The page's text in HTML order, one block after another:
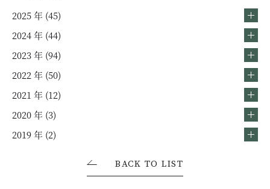
2025 年 (45)
2024 年 (44)
2023 年 (94)
2022 年 (50)
2021 年 (12)
2020 年 (3)
2019 年 (2)
BACK TO LIST